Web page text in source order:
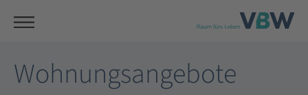
Wohnungsangebote